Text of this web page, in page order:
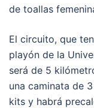
de toallas
El circuito, que
playón de la
será de 5
una caminata de
kits y habrá